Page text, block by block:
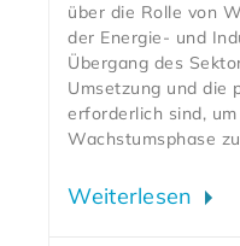
über die Rolle von
der Energie- und
Übergang des
Umsetzung und die
erforderlich sind,
Wachstumsphase
Weiterlesen